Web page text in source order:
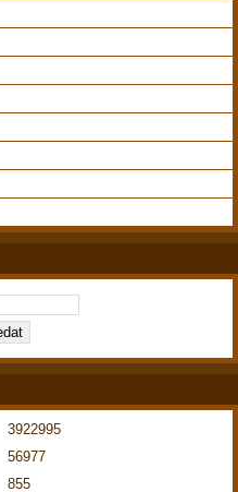
3922995
56977
855